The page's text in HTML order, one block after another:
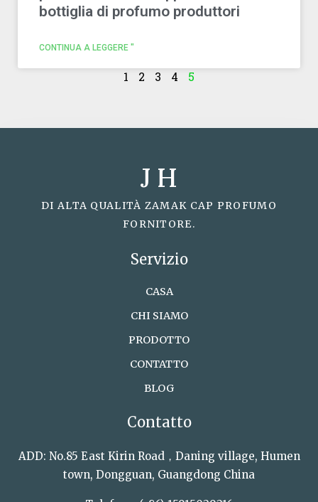
bottiglia di profumo produttori
CONTINUA A LEGGERE "
1 2 3 4 5
J H
DI ALTA QUALITÀ ZAMAK CAP PROFUMO
FORNITORE.
Servizio
CASA
CHI SIAMO
PRODOTTO
CONTATTO
BLOG
Contatto
ADD: No.85 East Kirin Road，Daning village, Humen
town, Dongguan, Guangdong China